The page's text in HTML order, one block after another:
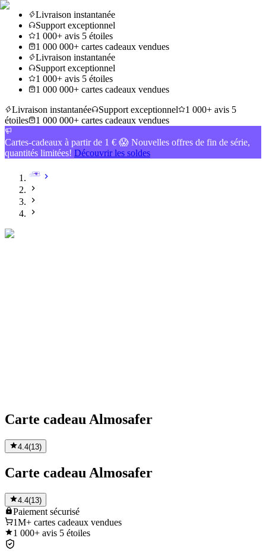
Livraison instantanée
Support exceptionnel
1 000+ avis 5 étoiles
1 000 000+ cartes cadeaux vendues
Livraison instantanée
Support exceptionnel
1 000+ avis 5 étoiles
1 000 000+ cartes cadeaux vendues
Livraison instantanée
Support exceptionnel
1 000+ avis 5
étoiles
1 000 000+ cartes cadeaux vendues
Cartes-cadeaux à partir de 1 € 😱 Nouvelles offres de fin de série,
quantités limitées! Découvrir les soldes
Carte cadeau Almosafer
4.4(13)
Carte cadeau Almosafer
4.4(13)
Paiement sécurisé
1M+ cartes cadeaux vendues
1 000+ avis 5 étoiles